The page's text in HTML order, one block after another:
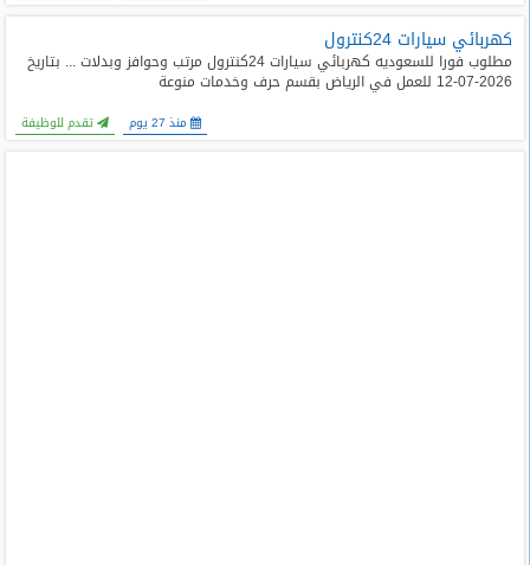
كهربائي سيارات 24كنترول
مطلوب فورا للسعوديه كهربائي سيارات 24كنترول مرتب وحوافز وبدلات ... بتاريخ
2026-07-12 للعمل في الرياض بقسم حرف وخدمات منوعة
منذ 27 يوم تقدم للوظيفة